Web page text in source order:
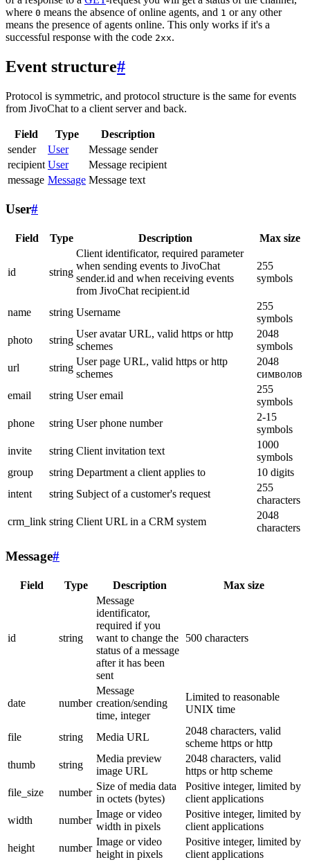
where 0 means the absence of online agents, and 1 or any other
means the presence of agents online. This only works if it's a
successful response with the code 2xx.
Event structure#
Protocol is symmetric, and protocol structure is the same for events
from JivoChat to a client server and back.
Field Type
Description
sender
User
Message sender
recipient User
Message recipient
message Message Message text
User#
Field Type Description Max size
id string
Client identificator, required parameter
when sending events to JivoChat
sender.id and when receiving events
from JivoChat recipient.id
255
symbols
name string Username
255
symbols
photo
string
User avatar URL, valid https or http
schemes
2048
symbols
url
string
User page URL, valid https or http
schemes
2048
символов
email
string User email
255
symbols
phone
string User phone number
2-15
symbols
invite
string Client invitation text
1000
symbols
group
string Department a client applies to
10 digits
intent
string Subject of a customer's request
255
characters
crm_link string Client URL in a CRM system
2048
characters
Message#
Field Type Description Max size
id string
Message
identificator,
required if you
want to change the
status of a message
after it has been
sent
500 characters
date number
Message
creation/sending
time, integer
Limited to reasonable
UNIX time
file string Media URL
2048 characters, valid
scheme https or http
thumb
string
Media preview
image URL
2048 characters, valid
https or http scheme
file_size
number
Size of media data
in octets (bytes)
Positive integer, limited by
client applications
width
number
Image or video
width in pixels
Positive integer, limited by
client applications
height
number
Image or video
height in pixels
Positive integer, limited by
client applications